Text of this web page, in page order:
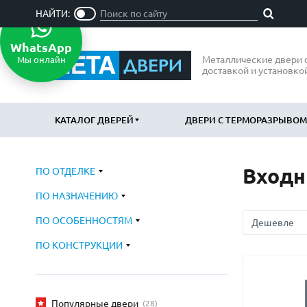
Металлические двери
доставкой и
КАТАЛОГ ДВЕРЕЙ
ПО ОТДЕЛКЕ
МДФ(865)
Порошковое напыление
Ламинат
ПО
В дом(797)
Парадные
Входные
ДВЕРИ С ТЕРМОРАЗРЫВОМ
НАЙТИ:
ПО ОТДЕЛКЕ
ПО НАЗНАЧЕНИЮ
ПО ОСОБЕННОСТЯМ
ПО КОНСТРУКЦИИ
Популярные двери (28)
WhatsApp
Мы онлайн